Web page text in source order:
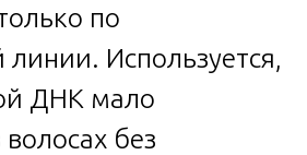
по
линии. Используется,
ДНК мало
без